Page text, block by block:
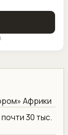
Африки
30 тыс.